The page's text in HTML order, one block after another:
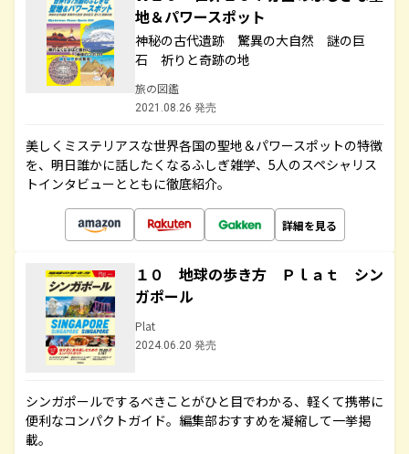
地＆パワースポット
神秘の古代遺跡 驚異の大自然 謎の巨
石 祈りと奇跡の地
旅の図鑑
2021.08.26 発売
美しくミステリアスな世界各国の聖地＆パワースポットの特徴
を、明日誰かに話したくなるふしぎ雑学、5人のスペシャリス
トインタビューとともに徹底紹介。
詳細を見る
１０ 地球の歩き方 Ｐｌａｔ シン
ガポール
Plat
2024.06.20 発売
シンガポールでするべきことがひと目でわかる、軽くて携帯に
便利なコンパクトガイド。編集部おすすめを凝縮して一挙掲
載。